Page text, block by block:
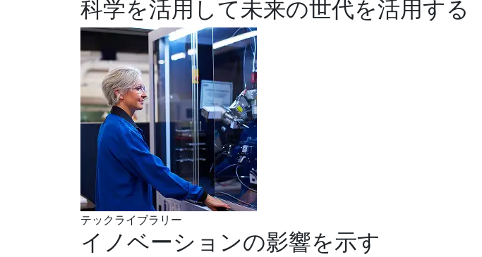
科学を活用して未来の世代を活用する
テックライブラリー
イノベーションの影響を示す